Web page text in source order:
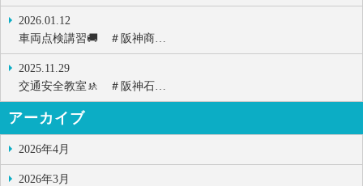
2026.01.12
車両点検講習🚚 ＃阪神商…
2025.11.29
交通安全教室🚸 ＃阪神石…
アーカイブ
2026年4月
2026年3月